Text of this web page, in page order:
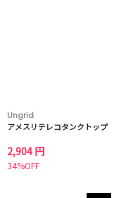
Ungrid
アメスリテレコタンクトップ
2,904 円
34%OFF